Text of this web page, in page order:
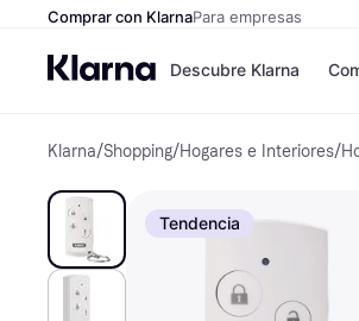
Comprar con KlarnaPara empresas
Descubre Klarna
Klarna/Shopping/Hogares e Interiores/
Tendencia